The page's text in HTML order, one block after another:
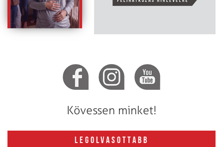
Kövessen minket!
LEGOLVASOTTABB